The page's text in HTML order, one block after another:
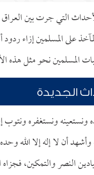
التي جرت بين
على المسلمين إزاء
المسلمين نحو مثل هذه
الجديدة
ونستعينه ونستغفره
أن لا إله إلا الله
النصر والتمكين،